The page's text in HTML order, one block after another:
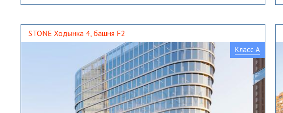
STONE Ходынка 4, башня F2
Класс A